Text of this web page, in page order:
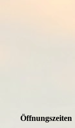
Öffnungszeiten